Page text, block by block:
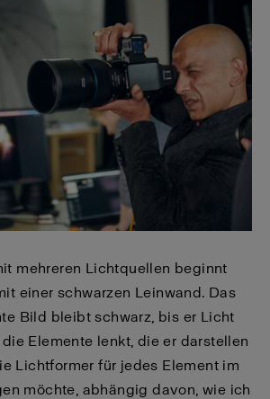
mehreren Lichtquellen beginnt
einer schwarzen Leinwand. Das
Bild bleibt schwarz, bis er Licht
Elemente lenkt, die er darstellen
Lichtformer für jedes Element im
möchte, abhängig davon, wie ich